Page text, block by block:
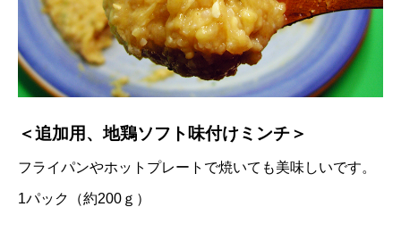
＜追加用、地鶏ソフト味付けミンチ＞
フライパンやホットプレートで焼いても美味しいです。
1パック（約200ｇ）